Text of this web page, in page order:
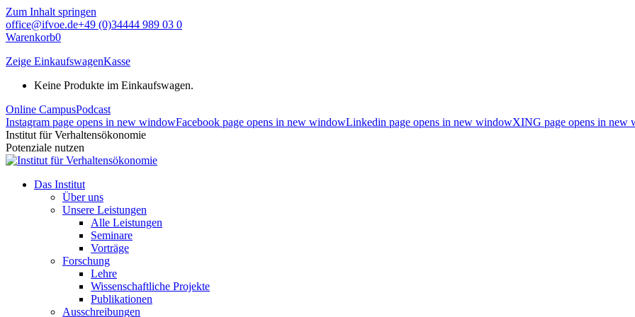
Zum Inhalt springen
office@ifvoe.de+49 (0)34444 989 03 0
Warenkorb0
Zeige EinkaufswagenKasse
Keine Produkte im Einkaufswagen.
Online CampusPodcast
Instagram page opens in new windowFacebook page opens in new windowLinkedin page opens in new windowXING page opens in new
Institut für Verhaltensökonomie
Potenziale nutzen
Das Institut
Über uns
Unsere Leistungen
Alle Leistungen
Seminare
Vorträge
Forschung
Lehre
Wissenschaftliche Projekte
Publikationen
Ausschreibungen